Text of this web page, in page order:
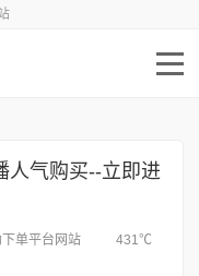
人气购买--立即进
单平台网站
431℃